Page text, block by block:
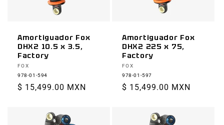
Amortiguador Fox
DHX2 10.5 x 3.5,
Factory
Proveedor:
FOX
978-01-594
Precio
$ 15,499.00 MXN
Amortiguador Fox
DHX2 225 x 75,
Factory
Proveedor:
FOX
978-01-597
Precio
$ 15,499.00 MXN